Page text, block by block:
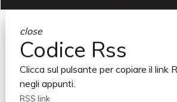
close
Codice Rss
Clicca sul pulsante per copiare il link
negli appunti.
RSS link